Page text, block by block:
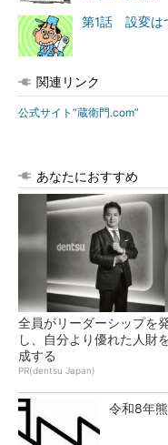
第1話 設変は
関連リンク
公式サイト“蔵衛門.com”
あなたにおすすめ
全員がリーダーシップを
し、自分より優れた人財
成する
PR(dentsu Japan)
令和8年